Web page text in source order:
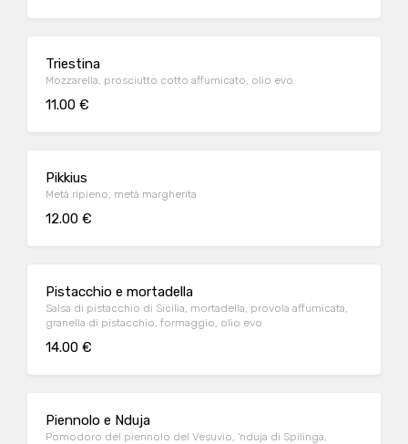
Triestina
Mozzarella, prosciutto cotto affumicato, olio evo
11.00 €
Pikkius
Metà ripieno, metà margherita
12.00 €
Pistacchio e mortadella
Salsa di pistacchio di Sicilia, mortadella, provola affumicata,
granella di pistacchio, formaggio, olio evo
14.00 €
Piennolo e Nduja
Pomodoro del piennolo del Vesuvio, 'nduja di Spilinga,